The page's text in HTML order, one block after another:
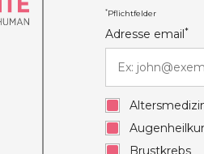
*Pflichtfelder
Adresse email *